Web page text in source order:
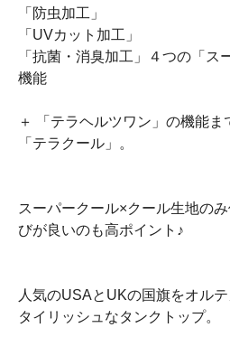
「防虫加工」
「UVカット加工」
「抗菌・消臭加工」４つの「ス
機能
＋ 「テラヘルツワン」の機能
「テラクール」。
スーパークール×クール生地の
びが良いのも高ポイント♪
人気のUSAとUKの国旗をオル
タイリッシュなタンクトップ。